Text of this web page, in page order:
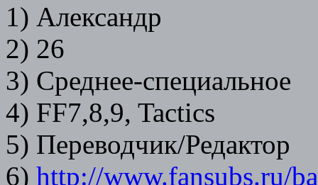
1) Александр
2) 26
3) Среднее-специальное
4) FF7,8,9, Tactics
5) Переводчик/Редактор
6) http://www.fansubs.ru/